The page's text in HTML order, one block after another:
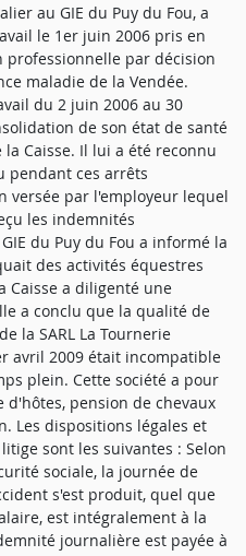
au GIE du Puy du Fou, a
le 1er juin 2006 pris en
par décision
maladie de la Vendée.
du 2 juin 2006 au 30
de son état de santé
Caisse. Il lui a été reconnu
pendant ces arrêts
versée par l'employeur lequel
les indemnités
du Puy du Fou a informé la
des activités équestres
Caisse a diligenté une
a conclu que la qualité de
la SARL La Tournerie
avril 2009 était incompatible
plein. Cette société a pour
pension de chevaux
Les dispositions légales et
sont les suivantes : Selon
sociale, la journée de
s'est produit, quel que
est intégralement à la
journalière est payée à